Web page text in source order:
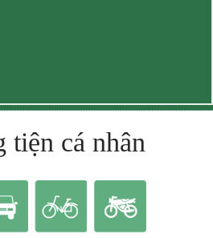
tiện cá nhân